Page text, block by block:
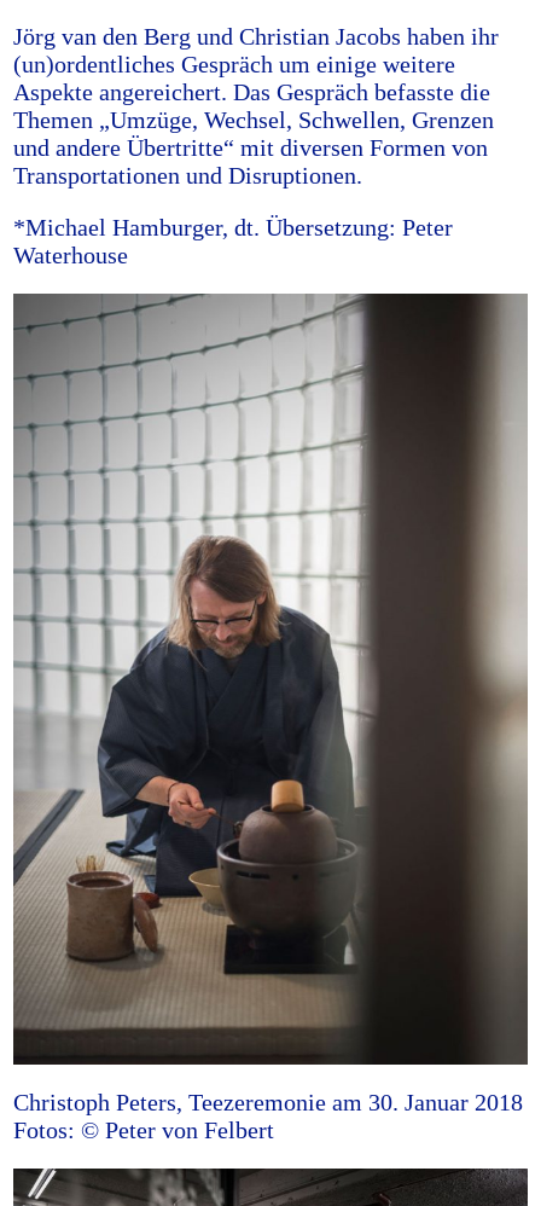
Jörg van den Berg und Christian Jacobs haben ihr
(un)ordentliches Gespräch um einige weitere
Aspekte angereichert. Das Gespräch befasste die
Themen „Umzüge, Wechsel, Schwellen, Grenzen
und andere Übertritte“ mit diversen Formen von
Transportationen und Disruptionen.
*Michael Hamburger, dt. Übersetzung: Peter
Waterhouse
Christoph Peters, Teezeremonie am 30. Januar 2018
Fotos: © Peter von Felbert